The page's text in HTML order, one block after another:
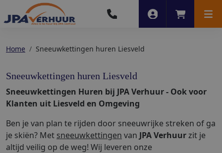
Account
Home Sneeuwkettingen huren Liesveld
Sneeuwkettingen huren Liesveld
Sneeuwkettingen Huren bij JPA Verhuur - Ook voor
Klanten uit Liesveld en Omgeving
Ben je van plan te rijden door sneeuwrijke streken of ga
je skiën? Met sneeuwkettingen van JPA Verhuurzit je
altijd veilig op de weg! Wij leveren onze